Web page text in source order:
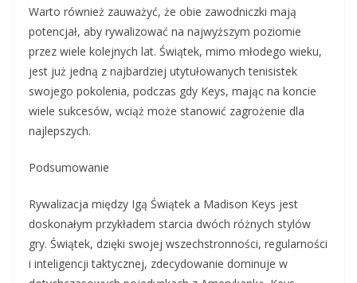
Warto również zauważyć, że obie zawodniczki mają
potencjał, aby rywalizować na najwyższym poziomie
przez wiele kolejnych lat. Świątek, mimo młodego wieku,
jest już jedną z najbardziej utytułowanych tenisistek
swojego pokolenia, podczas gdy Keys, mając na koncie
wiele sukcesów, wciąż może stanowić zagrożenie dla
najlepszych.
Podsumowanie
Rywalizacja między Igą Świątek a Madison Keys jest
doskonałym przykładem starcia dwóch różnych stylów
gry. Świątek, dzięki swojej wszechstronności, regularności
i inteligencji taktycznej, zdecydowanie dominuje w